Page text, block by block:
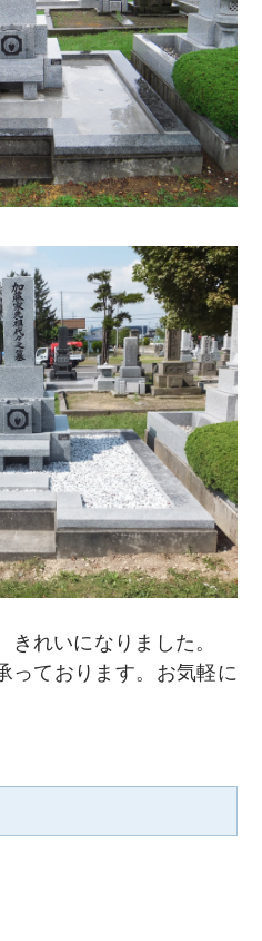
れいになりました。
っております。お気軽に